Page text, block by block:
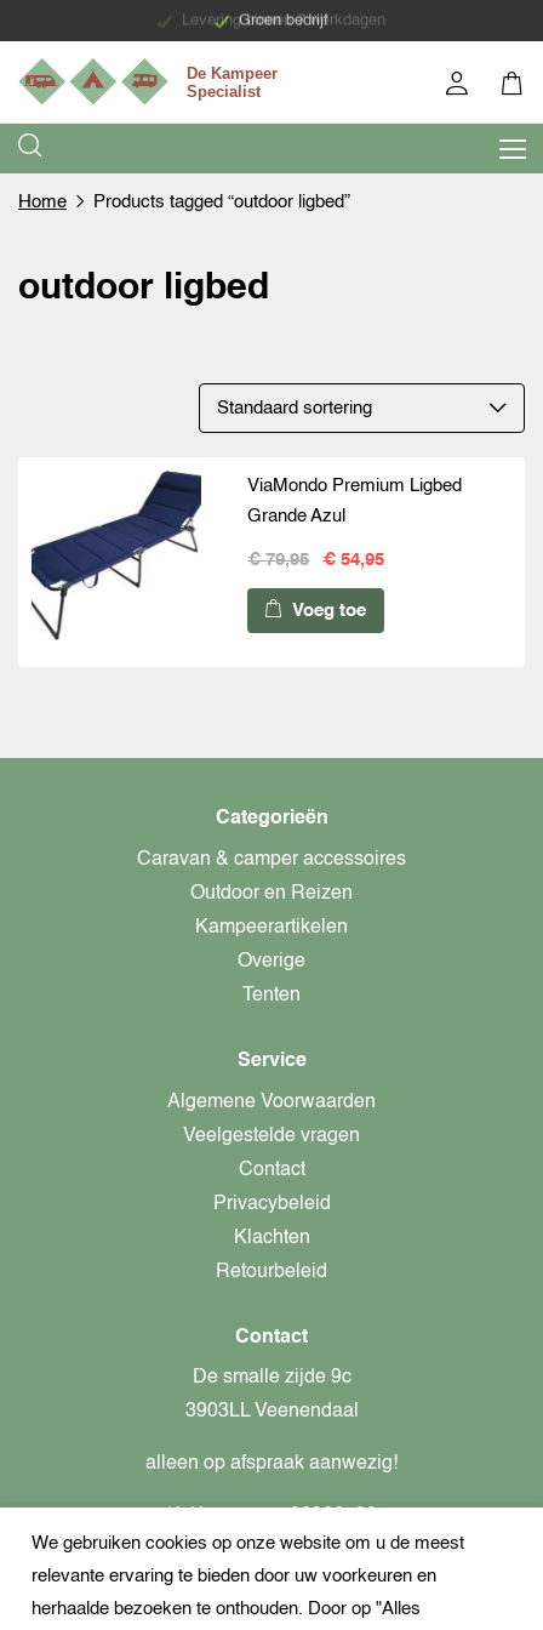
Groen bedrijf
Levering binnen 7 werkdagen
Home Products tagged “outdoor ligbed”
outdoor ligbed
ViaMondo Premium Ligbed
Grande Azul
€ 79,95 € 54,95
Voeg toe
Categorieën
Caravan & camper accessoires
Outdoor en Reizen
Kampeerartikelen
Overige
Tenten
Service
Algemene Voorwaarden
Veelgestelde vragen
Contact
Privacybeleid
Klachten
Retourbeleid
Contact
De smalle zijde 9c
3903LL Veenendaal
alleen op afspraak aanwezig!
Btw-nummer: nl862437301B01
+31621944547
We gebruiken cookies op onze website om u de meest
relevante ervaring te bieden door uw voorkeuren en
herhaalde bezoeken te onthouden. Door op "Alles